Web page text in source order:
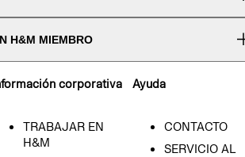
H&M MIEMBRO
corporativa
TRABAJAR EN
H&M
Ayuda
CONTACTO
SERVICIO AL